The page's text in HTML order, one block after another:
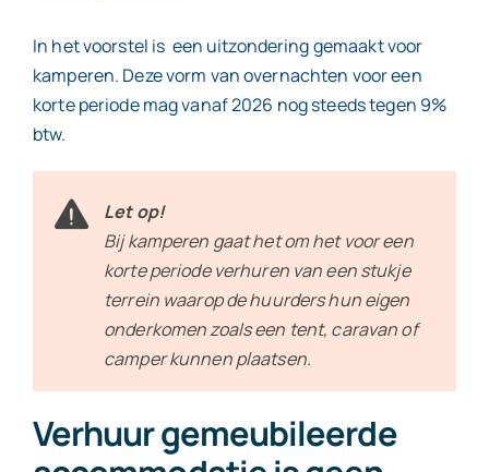
In het voorstel is een uitzondering gemaakt voor
kamperen. Deze vorm van overnachten voor een
korte periode mag vanaf 2026 nog steeds tegen 9%
btw.
Let op!
Bij kamperen gaat het om het voor een
korte periode verhuren van een stukje
terrein waarop de huurders hun eigen
onderkomen zoals een tent, caravan of
camper kunnen plaatsen.
Verhuur gemeubileerde